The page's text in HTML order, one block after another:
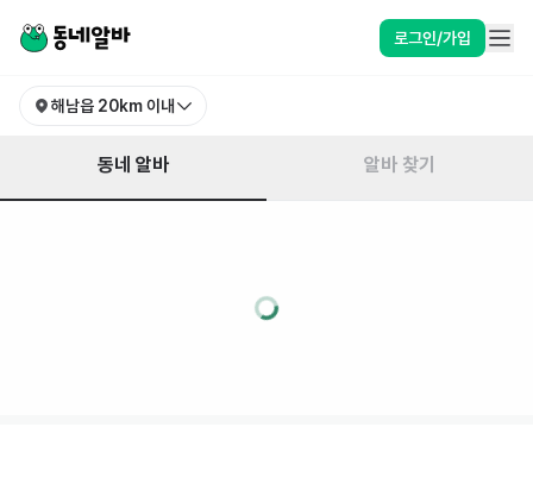
로그인/가입
해남읍 20km 이내
동네 알바 알바 찾기